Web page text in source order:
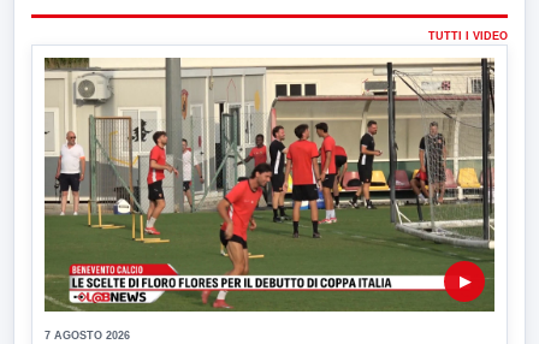
TUTTI I VIDEO
▶
7 AGOSTO 2026